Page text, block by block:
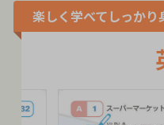
楽しく学べてしっかり